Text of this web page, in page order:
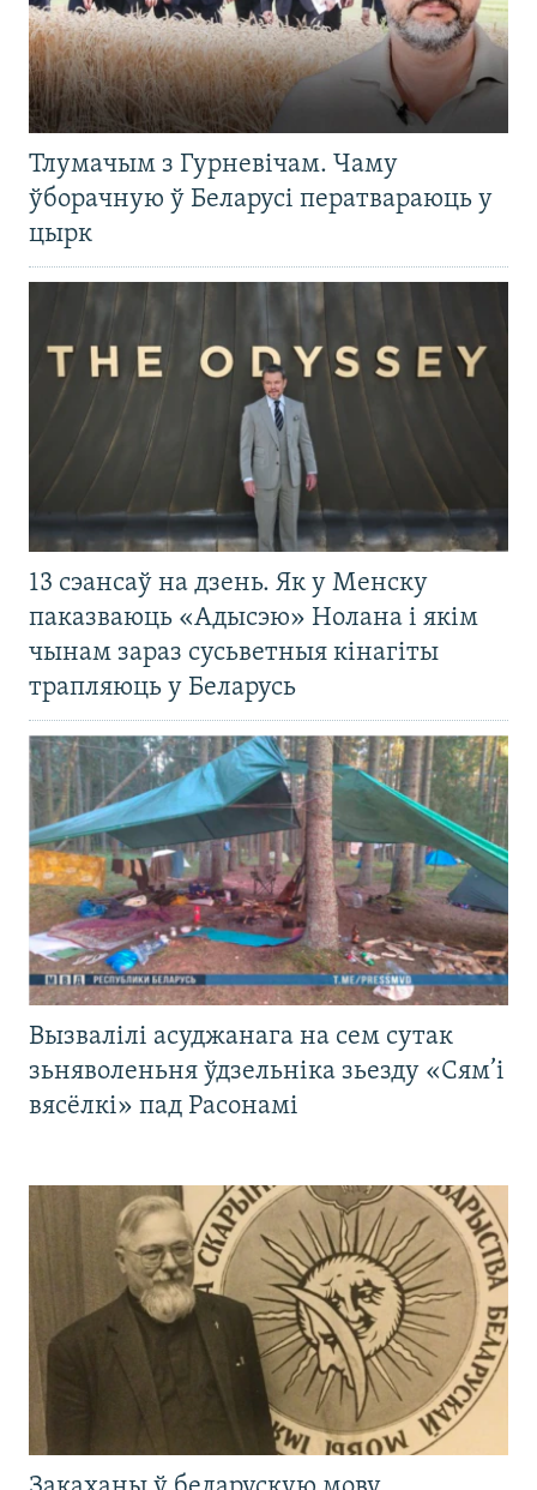
Тлумачым з Гурневічам. Чаму
ўборачную ў Беларусі ператвараюць у
цырк
13 сэансаў на дзень. Як у Менску
паказваюць «Адысэю» Нолана і якім
чынам зараз сусьветныя кінагіты
трапляюць у Беларусь
Вызвалілі асуджанага на сем сутак
зьняволеньня ўдзельніка зьезду «Сям’і
вясёлкі» пад Расонамі